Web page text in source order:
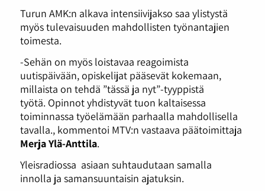
Turun AMK:n alkava intensiivijakso saa ylistystä
myös tulevaisuuden mahdollisten työnantajien
toimesta.
-Sehän on myös loistavaa reagoimista
uutispäivään, opiskelijat pääsevät kokemaan,
millaista on tehdä ”tässä ja nyt”-tyyppistä
työtä. Opinnot yhdistyvät tuon kaltaisessa
toiminnassa työelämään parhaalla mahdollisella
tavalla., kommentoi MTV:n vastaava päätoimittaja
Merja Ylä-Anttila.
Yleisradiossa asiaan suhtaudutaan samalla
innolla ja samansuuntaisin ajatuksin.